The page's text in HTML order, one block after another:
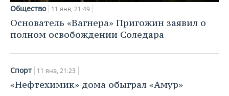
Общество 11 янв, 21:49
Основатель «Вагнера» Пригожин заявил о
полном освобождении Соледара
Спорт 11 янв, 21:23
«Нефтехимик» дома обыграл «Амур»